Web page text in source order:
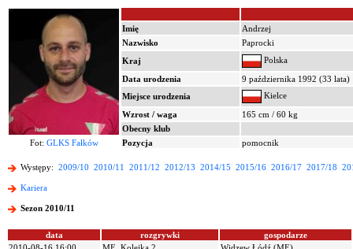
Imię
Andrzej
Nazwisko
Paprocki
Kraj
Polska
Data urodzenia
9 października 1992 (33 lata)
Miejsce urodzenia
Kielce
Wzrost / waga
165 cm / 60 kg
Obecny klub
Fot: GLKS Fałków Pozycja pomocnik
Występy: 2009/10 2010/11 2011/12 2012/13 2014/15 2015/16 2016/17 2017/18
Kariera
Sezon 2010/11
data rozgrywki
gospodarze